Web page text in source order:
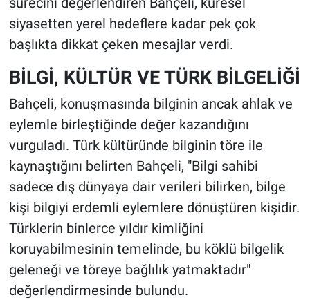
siyasetten yerel hedeflere kadar pek çok
başlıkta dikkat çeken mesajlar verdi.
BİLGİ, KÜLTÜR VE TÜRK BİLGELİĞİ
Bahçeli, konuşmasında bilginin ancak ahlak ve
eylemle birleştiğinde değer kazandığını
vurguladı. Türk kültüründe bilginin töre ile
kaynaştığını belirten Bahçeli, "Bilgi sahibi
sadece dış dünyaya dair verileri bilirken, bilge
kişi bilgiyi erdemli eylemlere dönüştüren kişidir.
Türklerin binlerce yıldır kimliğini
koruyabilmesinin temelinde, bu köklü bilgelik
geleneği ve töreye bağlılık yatmaktadır"
değerlendirmesinde bulundu.